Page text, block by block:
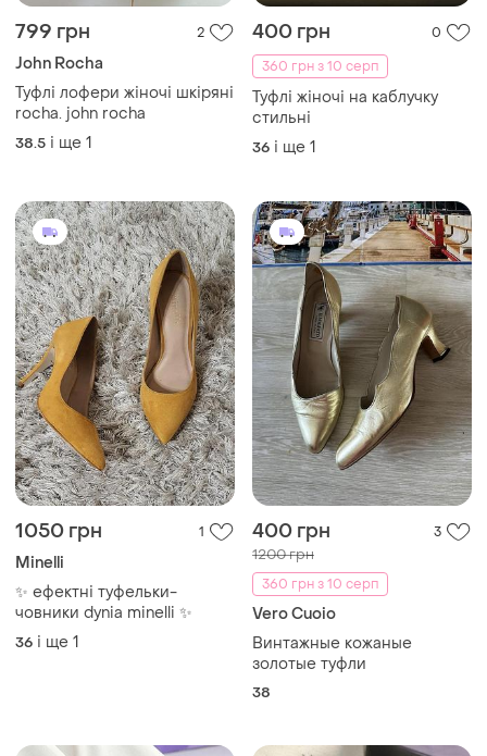
38.5 і ще 1
1050 грн 1
Minelli
✨ ефектні туфельки-
човники dynia minelli ✨
і ще 1
400 грн
1200 грн
360 грн з 10 серп
Vero Cuoio
золотые туфли
38